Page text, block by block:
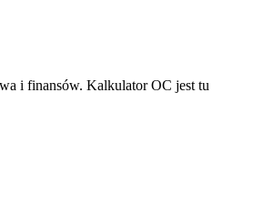
i finansów. Kalkulator OC jest tu